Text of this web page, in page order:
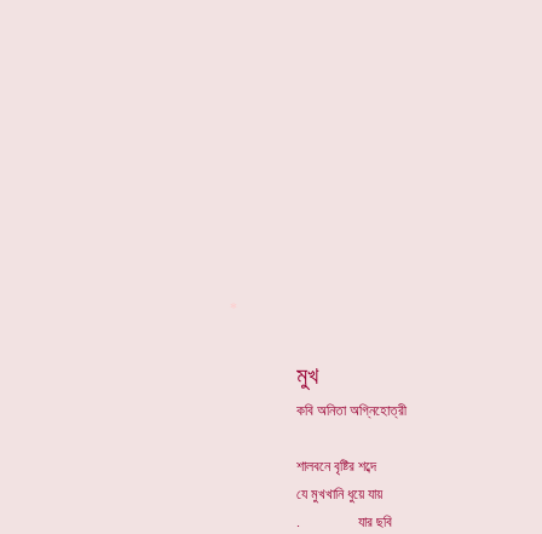
মুখ
কবি অনিতা অগ্নিহোত্রী
শালবনে বৃষ্টির শব্দে
যে মুখখানি ধুয়ে যায়
. যার ছবি